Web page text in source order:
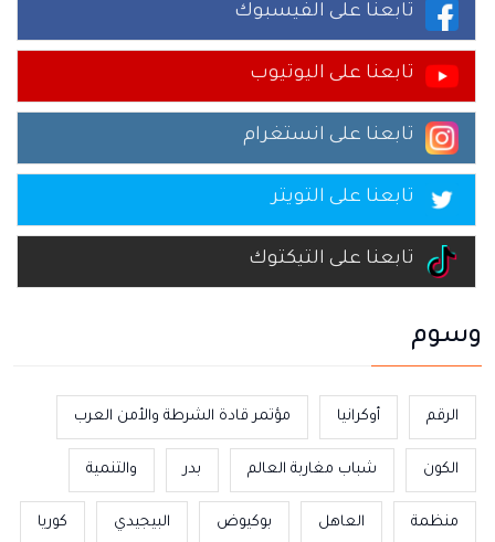
تابعنا على الفيسبوك
تابعنا على اليوتيوب
تابعنا على انستغرام
تابعنا على التويتر
تابعنا على التيكتوك
وسوم
الرقم أوكرانيا مؤتمر قادة الشرطة والأمن العرب
الكون شباب مغاربة العالم بدر والتنمية
منظمة العاهل بوكيوض البيجيدي كوريا